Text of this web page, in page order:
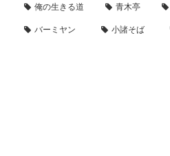
俺の生きる道 青木亭
バーミヤン 小諸そば